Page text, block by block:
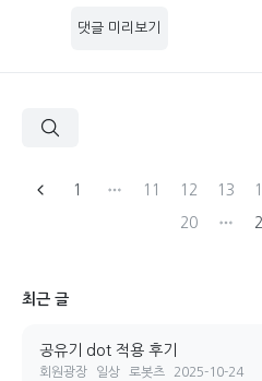
댓글 미리보기
1 11 12 13
20
최근 글
공유기 dot 적용 후기
회원광장 일상 로봇츠 2025-10-24